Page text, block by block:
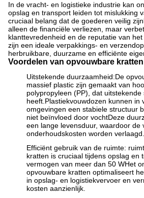
In de vracht- en logistieke industrie kan
opslag en transport leiden tot mislukking
cruciaal belang dat de goederen veilig
alleen de financiële verliezen, maar
klanttevredenheid en de reputatie van
zijn een ideale verpakkings- en
herbruikbare, duurzame en efficiënte
Voordelen van opvouwbare
Uitstekende duurzaamheid:De
massief plastic zijn gemaakt van
polypropyleen (PP), dat uitstekende
heeft.Plastiekvouwdozen kunnen in
omgevingen een stabiele structuur
niet beïnvloed door vochtDeze
een lange levensduur, waardoor de
onderhoudskosten worden verlaagd.
Efficiënt gebruik van de ruimte:
kratten is cruciaal tijdens opslag en
vermogen van meer dan 50 WHet
opvouwbare kratten optimaliseert
in opslag- en logistiekvervoer en
kosten aanzienlijk.